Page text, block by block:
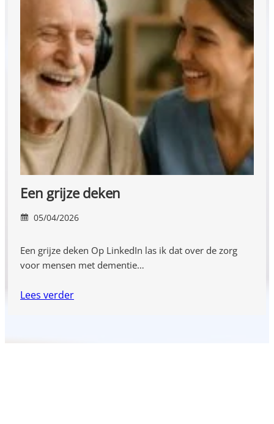
Een grijze deken
05/04/2026
Een grijze deken Op LinkedIn las ik dat over de zorg
voor mensen met dementie…
Lees verder